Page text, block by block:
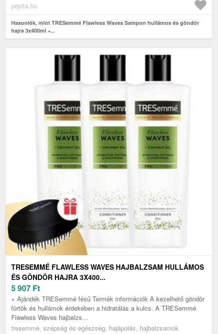
pepita.hu
Hasonlók, mint TRESemmé Flawless Waves Sampon hullámos és göndör
hajra 3x400ml +...
TRESEMMÉ FLAWLESS WAVES HAJBALZSAM HULLÁMOS
ÉS GÖNDÖR HAJRA 3X400...
5 907 Ft
+ Ajándék TRESemmé fésű Termék információk A kezelhető göndör
fürtök és hullámok érdekében a hidratálás a kulcs. A TRESemmé
Flawless Waves hajbalzs...
tresemmé, szépség és egészség, hajápolás, hajbalzsamok